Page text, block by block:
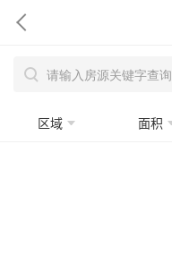
区域 面积